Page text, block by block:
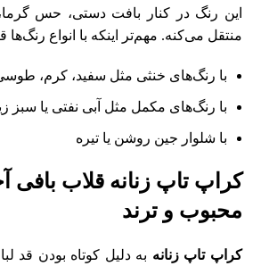
این رنگ در کنار بافت دستی، حس
منتقل می‌کنه. مهم‌تر اینکه با انواع
با رنگ‌های خنثی مثل سفید، کرم،
با رنگ‌های مکمل مثل آبی نفتی یا سبز
با شلوار جین روشن یا تیره
کراپ تاپ زنانه قلاب‌ بافی
محبوب و ترند
کراپ تاپ زنانه به دلیل کوتاه بودن قد